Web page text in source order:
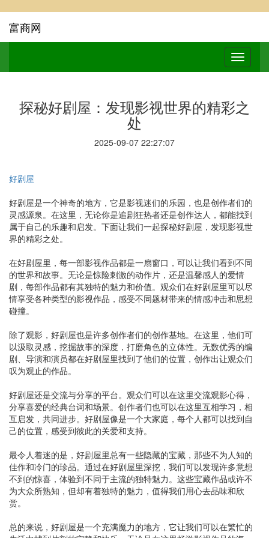
富商网
探秘好剧屋：发现影视世界的精彩之
处
2025-09-07 22:27:07
好剧屋
好剧屋是一个神奇的地方，它是影视迷们的乐园，也是创作者们的
灵感源泉。在这里，无论你是追剧狂热者还是创作达人，都能找到
属于自己的乐趣和启发。下面让我们一起探秘好剧屋，发现影视世
界的精彩之处。
在好剧屋里，每一部影视作品都是一扇窗口，可以让我们看到不同
的世界和故事。无论是惊险刺激的动作片，还是温馨感人的爱情
剧，每部作品都有其独特的魅力和价值。观众们在好剧屋里可以尽
情享受各种类型的影视作品，感受不同题材带来的情感冲击和思想
碰撞。
除了观影，好剧屋也是许多创作者们的创作基地。在这里，他们可
以汲取灵感，挖掘故事的深度，打磨角色的立体性。无数优秀的编
剧、导演和演员都在好剧屋里找到了他们的位置，创作出让观众们
叹为观止的作品。
好剧屋还是交流与分享的平台。观众们可以在这里交流观影心得，
分享喜爱的经典台词和场景。创作者们也可以在这里互相学习，相
互启发，共同进步。好剧屋像是一个大家庭，每个人都可以找到自
己的位置，感受到彼此的关爱和支持。
最令人着迷的是，好剧屋里总有一些隐藏的宝藏，那些不为人知的
佳作和冷门的珍品。通过在好剧屋里深挖，我们可以发现许多意想
不到的惊喜，体验到不同于主流的独特魅力。这些宝藏作品或许不
为大众所熟知，但却有着独特的魅力，值得我们用心去品味和欣
赏。
总的来说，好剧屋是一个充满魔力的地方，它让我们可以在繁忙的